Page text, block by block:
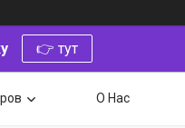
👉 тут
О Нас